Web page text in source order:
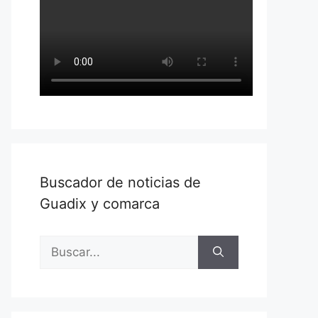
Buscador de noticias de
Guadix y comarca
Buscar: